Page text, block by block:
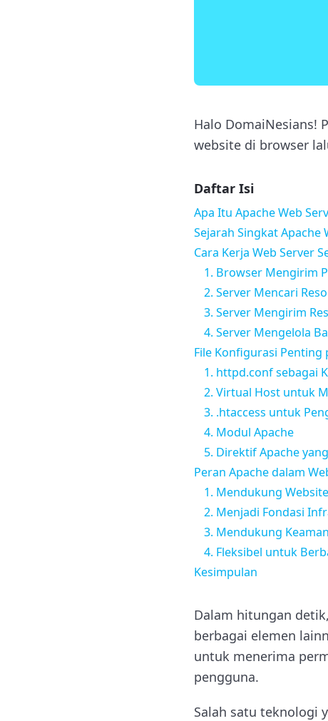
Halo DomaiNesians!
website di browser
Daftar Isi
Apa Itu Apache Web
Sejarah Singkat Apache
Cara Kerja Web Server
1. Browser Mengirim
2. Server Mencari
3. Server Mengirim
4. Server Mengelola
File Konfigurasi Penting
1. httpd.conf sebagai
2. Virtual Host untuk
3. .htaccess untuk
4. Modul Apache
5. Direktif Apache
Peran Apache dalam
1. Mendukung
2. Menjadi Fondasi
3. Mendukung
4. Fleksibel untuk
Kesimpulan
Dalam hitungan
berbagai elemen
untuk menerima
pengguna.
Salah satu teknologi